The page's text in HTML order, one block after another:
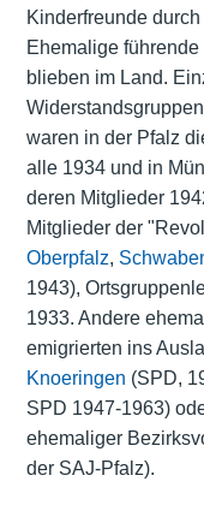
Kinderfreunde
Ehemalige
blieben im Land.
waren in der Pfalz
alle 1934 und in
deren Mitglieder
Mitglieder der
Oberpfalz,
1943),
1933. Andere
emigrierten ins
Knoeringen (SPD,
SPD 1947-1963)
ehemaliger
der SAJ-Pfalz).